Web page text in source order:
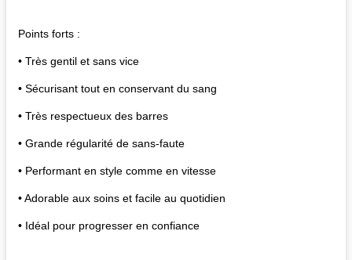
Points forts :
• Très gentil et sans vice
• Sécurisant tout en conservant du sang
• Très respectueux des barres
• Grande régularité de sans-faute
• Performant en style comme en vitesse
• Adorable aux soins et facile au quotidien
• Idéal pour progresser en confiance